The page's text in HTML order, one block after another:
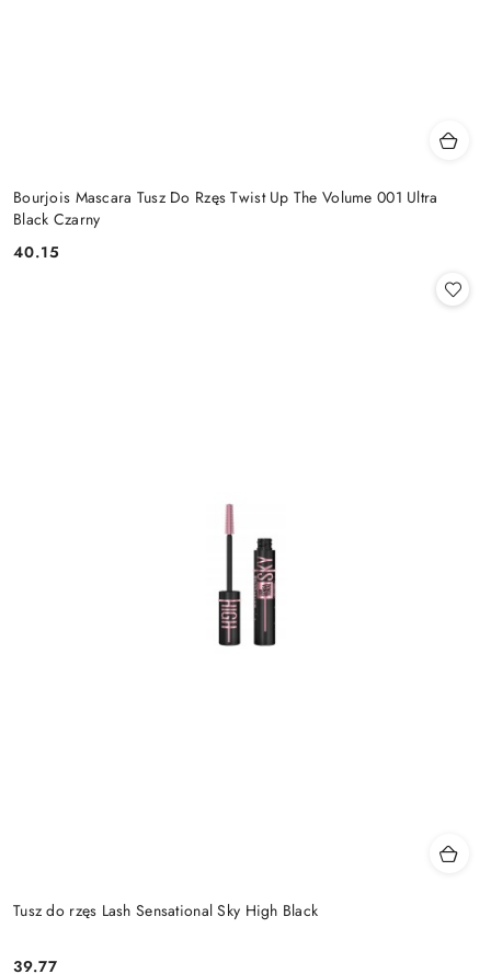
Bourjois Mascara Tusz Do Rzęs Twist Up The Volume 001 Ultra
Black Czarny
Cena:
40.15
Tusz do rzęs Lash Sensational Sky High Black
39.77